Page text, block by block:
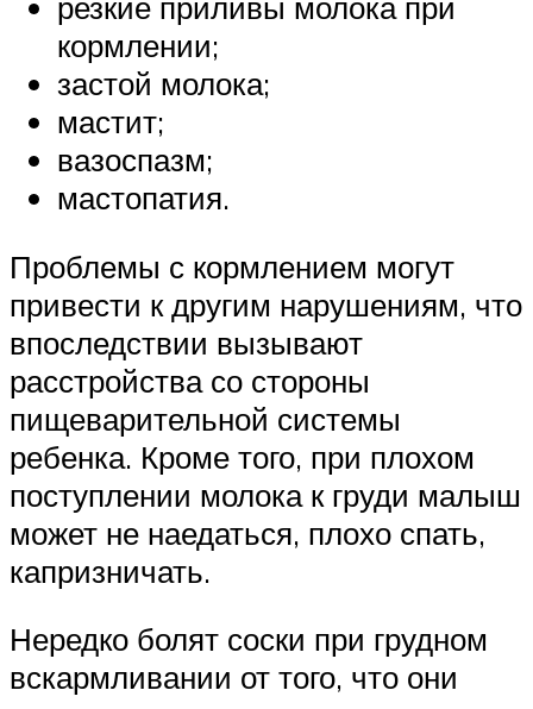
кормлении;
застой молока;
мастит;
вазоспазм;
мастопатия.
Проблемы с кормлением могут
привести к другим нарушениям, что
впоследствии вызывают
расстройства со стороны
пищеварительной системы
ребенка. Кроме того, при плохом
поступлении молока к груди малыш
может не наедаться, плохо спать,
капризничать.
Нередко болят соски при грудном
вскармливании от того, что они